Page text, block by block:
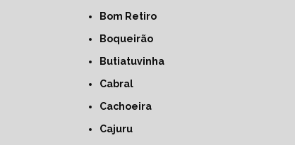
Bom Retiro
Boqueirão
Butiatuvinha
Cabral
Cachoeira
Cajuru